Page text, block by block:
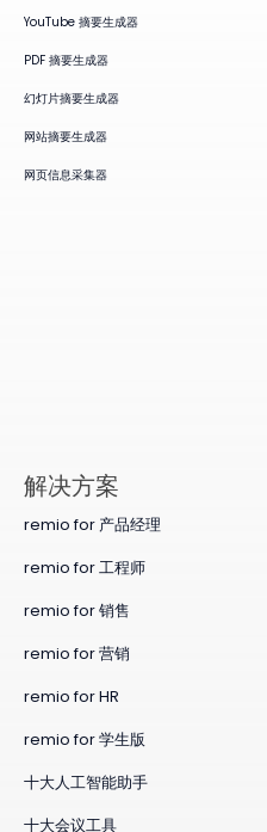
YouTube 摘要生成器
PDF 摘要生成器
幻灯片摘要生成器
网站摘要生成器
网页信息采集器
​解决方案
remio for 产品经理
remio for 工程师
remio for 销售
remio for 营销
remio for HR
remio for 学生版
十大人工智能助手
十大会议工具